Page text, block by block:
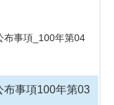
布事項_100年第04
布事項100年第03